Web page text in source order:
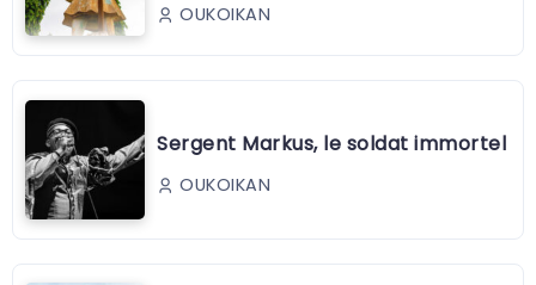
OUKOIKAN
Sergent Markus, le soldat immortel
OUKOIKAN